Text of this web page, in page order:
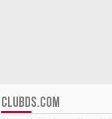
CLUBDS.COM